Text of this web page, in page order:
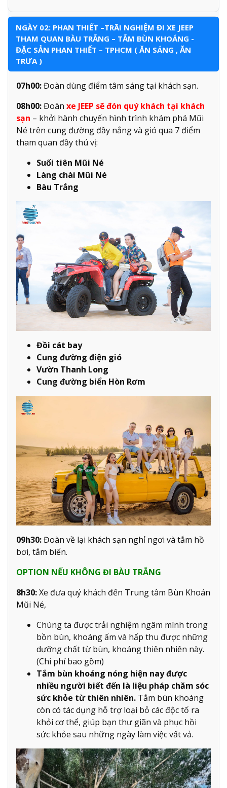
NGÀY 02: PHAN THIẾT –TRÃI NGHIỆM ĐI XE JEEP
THAM QUAN BÀU TRẮNG – TẮM BÙN KHOÁNG -
ĐẶC SẢN PHAN THIẾT – TPHCM ( ĂN SÁNG , ĂN
TRƯA )
07h00:Đoàn dùng điểm tâm sáng tại khách sạn.
08h00:Đoàn xe JEEP sẽ đón quý khách tại khách
sạn – khởi hành chuyến hình trình khám phá Mũi
Né trên cung đường đầy nắng và gió qua 7 điểm
tham quan đầy thú vị:
Suối tiên Mũi Né
Làng chài Mũi Né
Bàu Trắng
Đồi cát bay
Cung đường điện gió
Vườn Thanh Long
Cung đường biển Hòn Rơm
09h30:Đoàn về lại khách sạn nghỉ ngơi và tắm hồ
bơi, tắm biển.
OPTION NẾU KHÔNG ĐI BÀU TRẮNG
8h30:Xe đưa quý khách đến Trung tâm Bùn Khoán
Mũi Né,
Chúng ta được trải nghiệm ngâm mình trong
bồn bùn, khoáng ấm và hấp thu được những
dưỡng chất từ bùn, khoáng thiên nhiên này.
(Chi phí bao gồm)
Tắm bùn khoáng nóng hiện nay được
nhiều người biết đến là liệu pháp chăm sóc
sức khỏe từ thiên nhiên. Tắm bùn khoáng
còn có tác dụng hỗ trợ loại bỏ các độc tố ra
khỏi cơ thể, giúp bạn thư giãn và phục hồi
sức khỏe sau những ngày làm việc vất vả.